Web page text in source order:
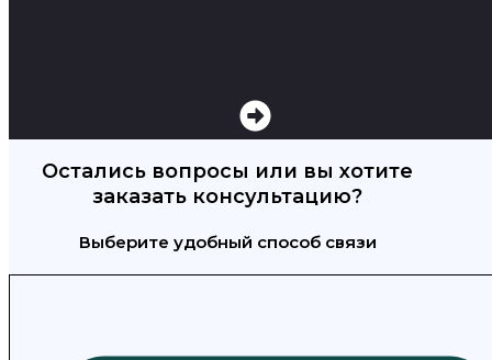
Остались вопросы или вы хотите
заказать консультацию?
Выберите удобный способ связи